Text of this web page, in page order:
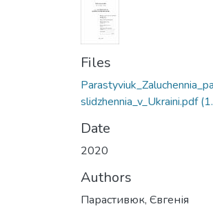
Files
slidzhennia_v_Ukraini.pdf
Date
2020
Authors
Парастивюк, Євгенія